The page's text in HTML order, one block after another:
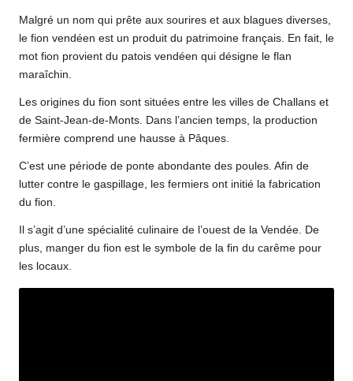
Malgré un nom qui prête aux sourires et aux blagues diverses,
le fion vendéen est un produit du patrimoine français. En fait, le
mot fion provient du patois vendéen qui désigne le flan
maraîchin.
Les origines du fion sont situées entre les villes de Challans et
de Saint-Jean-de-Monts. Dans l’ancien temps, la production
fermière comprend une hausse à Pâques.
C’est une période de ponte abondante des poules. Afin de
lutter contre le gaspillage, les fermiers ont initié la fabrication
du fion.
Il s’agit d’une spécialité culinaire de l’ouest de la Vendée. De
plus, manger du fion est le symbole de la fin du carême pour
les locaux.